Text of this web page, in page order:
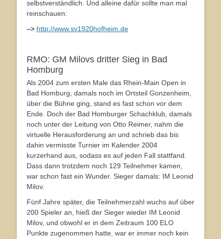
selbstverständlich. Und alleine dafür sollte man mal
reinschauen:
–> http://www.sv1920hofheim.de
RMO: GM Milovs dritter Sieg in Bad
Homburg
Als 2004 zum ersten Male das Rhein-Main Open in
Bad Homburg, damals noch im Ortsteil Gonzenheim,
über die Bühne ging, stand es fast schon vor dem
Ende. Doch der Bad Homburger Schachklub, damals
noch unter der Leitung von Otto Reimer, nahm die
virtuelle Herausforderung an und schrieb das bis
dahin vermisste Turnier im Kalender 2004
kurzerhand aus, sodass es auf jeden Fall stattfand.
Dass dann trotzdem noch 129 Teilnehmer kamen,
war schon fast ein Wunder. Sieger damals: IM Leonid
Milov.
Fünf Jahre später, die Teilnehmerzahl wuchs auf über
200 Spieler an, hieß der Sieger wieder IM Leonid
Milov, und obwohl er in dem Zeitraum 100 ELO
Punkte zugenommen hatte, war er immer noch kein